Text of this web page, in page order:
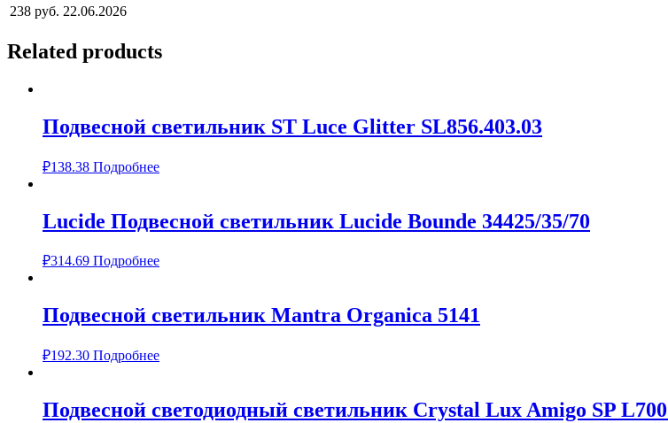
238 руб. 22.06.2026
Related products
Подвесной светильник ST Luce Glitter SL856.403.03
₽138.38 Подробнее
Lucide Подвесной светильник Lucide Bounde 34425/35/70
₽314.69 Подробнее
Подвесной светильник Mantra Organica 5141
₽192.30 Подробнее
Подвесной светодиодный светильник Crystal Lux Amigo SP